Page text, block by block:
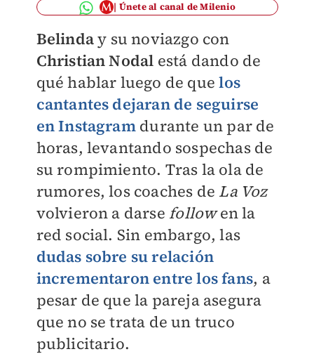
Únete al canal de Milenio
Belinday su noviazgo con
Christian Nodal está dando de
qué hablar luego de quelos
cantantes dejaran de seguirse
en Instagramdurante un par de
horas, levantando sospechas de
su rompimiento. Tras la ola de
rumores, los coaches de La Voz
volvieron a darse followen la
red social. Sin embargo, las
dudas sobre su relación
incrementaron entre los fans, a
pesar de que la pareja asegura
que no se trata de un truco
publicitario.